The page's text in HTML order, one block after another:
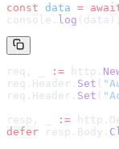
const data =
console. log (data);
req, _ := http.
req.Header. Set (
req.Header. Set (
resp, _
:=
defer resp.Body.